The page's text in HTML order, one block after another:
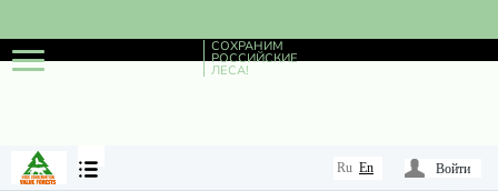
СОХРАНИМ
РОССИЙСКИЕ
ЛЕСА!